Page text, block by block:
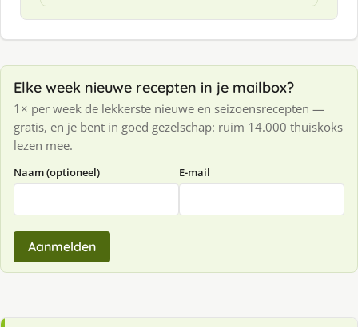
Elke week nieuwe recepten in je mailbox?
1× per week de lekkerste nieuwe en seizoensrecepten —
gratis, en je bent in goed gezelschap: ruim 14.000 thuiskoks
lezen mee.
Naam (optioneel) E-mail
Aanmelden